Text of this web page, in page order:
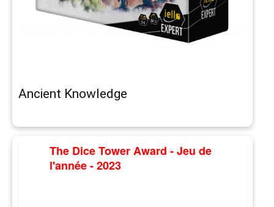
Ancient Knowledge
The Dice Tower Award - Jeu de
l'année - 2023